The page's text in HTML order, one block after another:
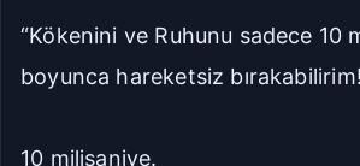
“Kökenini ve Ruhunu sadece 10
boyunca hareketsiz
10 milisaniye.